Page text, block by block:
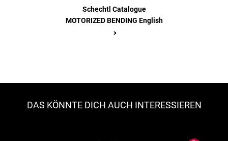
Schechtl Catalogue
MOTORIZED BENDING English
>
DAS KÖNNTE DICH AUCH INTERESSIEREN